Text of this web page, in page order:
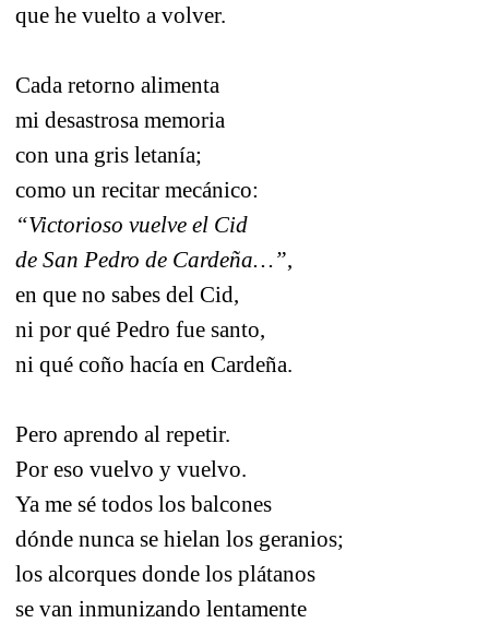
que he vuelto a volver.
Cada retorno alimenta
mi desastrosa memoria
con una gris letanía;
como un recitar mecánico:
“Victorioso vuelve el Cid
de San Pedro de Cardeña…”,
en que no sabes del Cid,
ni por qué Pedro fue santo,
ni qué coño hacía en Cardeña.
Pero aprendo al repetir.
Por eso vuelvo y vuelvo.
Ya me sé todos los balcones
dónde nunca se hielan los geranios;
los alcorques donde los plátanos
se van inmunizando lentamente